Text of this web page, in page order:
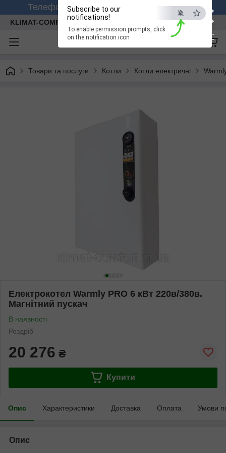
×
ESC
Subscribe to our
notifications!
To enable permission prompts, click
on the notification icon
Телефонуйте +380 (99) 158-26-56 (viber)
KLIMAT-COMFORT
Товари та послуги Котли Котли електричні
Електрокотел Warmly PRO 6 кВт 220в/380в.
Магнітний пускач
В наявності
Роздріб
20 276 ₴
Купити
Опис Характеристики Доставка Оплата Умови
Опис